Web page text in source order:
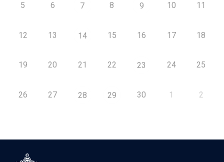
5 6 7 8 9 10 11
12 13 14 15 16 17 18
19 20 21 22 23 24 25
26 27 28 29 30 1 2